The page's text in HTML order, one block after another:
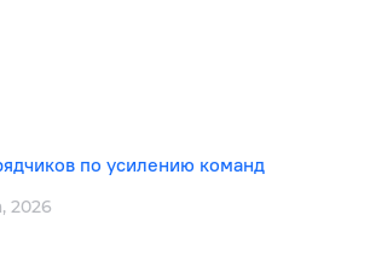
по усилению команд
2026